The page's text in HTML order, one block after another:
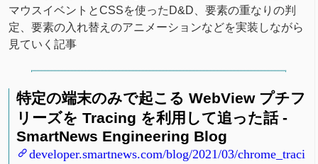
マウスイベントとCSSを使ったD&D、要素の重なりの判
定、要素の入れ替えのアニメーションなどを実装しながら
見ていく記事
特定の端末のみで起こる WebView プチフ
リーズを Tracing を利用して追った話 -
SmartNews Engineering Blog
developer.smartnews.com/blog/2021/03/chrome_traci